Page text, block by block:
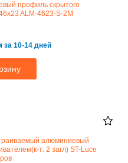
профиль скрытого
ALM-4623-S-2M
за 10-14 дней
алюминиевый
т: 2 загл) ST-Luce